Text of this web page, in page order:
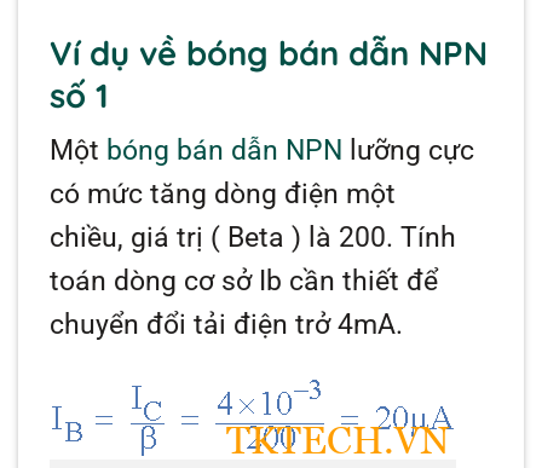
Ví dụ về bóng bán dẫn NPN
số 1
Một bóng bán dẫn NPN lưỡng cực
có mức tăng dòng điện một
chiều, giá trị ( Beta ) là 200. Tính
toán dòng cơ sở Ib cần thiết để
chuyển đổi tải điện trở 4mA.